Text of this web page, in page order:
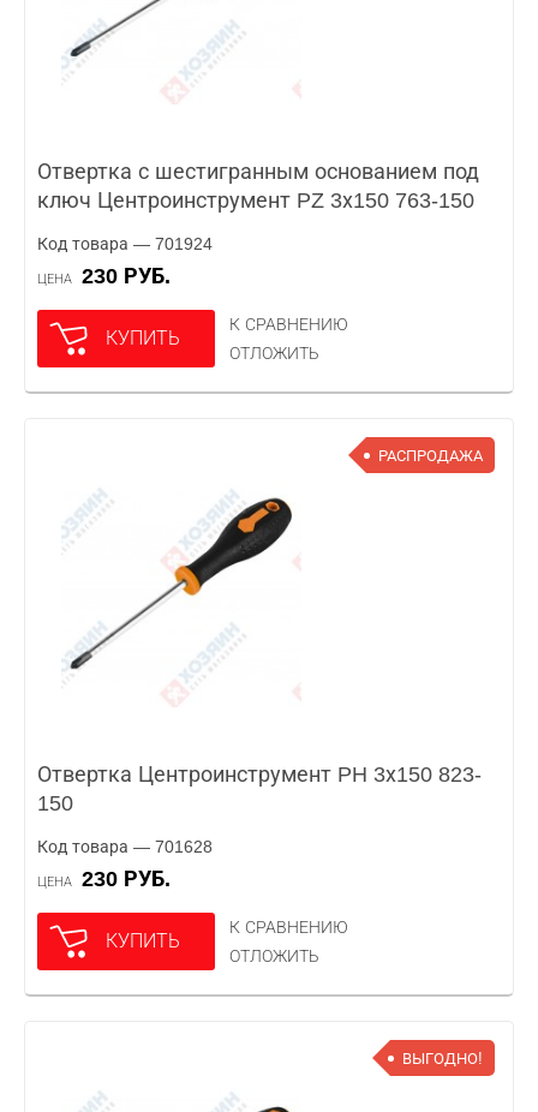
Отвертка с шестигранным основанием под
ключ Центроинструмент PZ 3х150 763-150
Код товара — 701924
ЦЕНА 230 РУБ.
КУПИТЬ
К СРАВНЕНИЮ
ОТЛОЖИТЬ
РАСПРОДАЖА
Отвертка Центроинструмент PH 3х150 823-
150
Код товара — 701628
ЦЕНА 230 РУБ.
КУПИТЬ
К СРАВНЕНИЮ
ОТЛОЖИТЬ
ВЫГОДНО!